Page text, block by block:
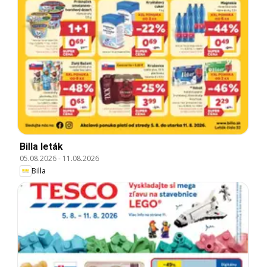
Billa leták
05.08.2026- 11.08.2026
Billa